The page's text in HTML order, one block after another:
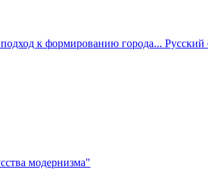
к формированию города... Русский
модернизма"